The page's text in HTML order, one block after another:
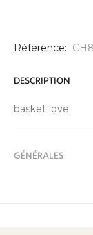
Référence:
DESCRIPTION
basket love
GÉNÉRALES